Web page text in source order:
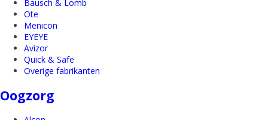
Bausch & Lomb
Ote
Menicon
EYEYE
Avizor
Quick & Safe
Overige fabrikanten
Oogzorg